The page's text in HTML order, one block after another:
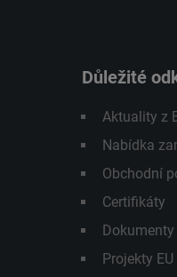
Důležité
Aktuality z
Nabídka
Obchodní
Certifikáty
Projekty EU